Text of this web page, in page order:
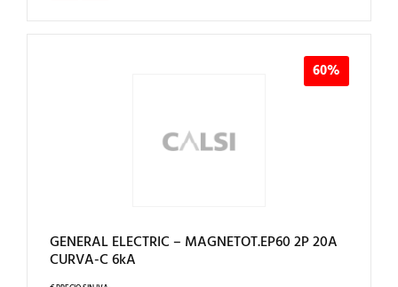
60%
GENERAL ELECTRIC – MAGNETOT.EP60 2P 20A
CURVA-C 6kA